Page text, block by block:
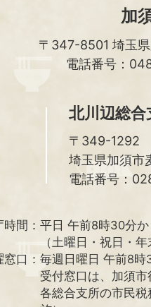
加
〒347-8501 埼玉
電話番号：
北川辺総合
〒349-1292
埼玉県加須市
電話番号：
時間： 平日 午前8時30分
（土曜日・祝日・
窓口： 毎週日曜日 午前8時
受付窓口は、加須市
各総合支所の市民